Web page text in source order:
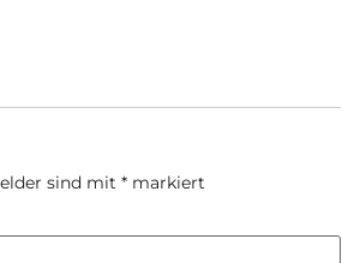
sind mit* markiert